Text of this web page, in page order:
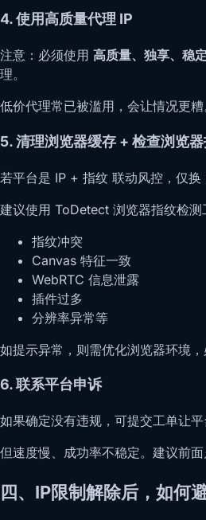
4. 使用高质量代理 IP
注意：必须使用 高质量、独享、稳定
理。
低价代理常已被滥用，会让情况更糟
5. 清理浏览器缓存 + 检查浏览
若平台是 IP + 指纹 联动风控，仅换
建议使用 ToDetect 浏览器指纹检测
指纹冲突
Canvas 特征一致
WebRTC 信息泄露
插件过多
分辨率异常等
如提示异常，则需优化浏览器环境，
6. 联系平台申诉
如果确定没有违规，可提交工单让平
但速度慢、成功率不稳定。建议前面
四、IP限制解除后，如何